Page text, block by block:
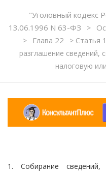
"Уголовный кодекс
13.06.1996 N 63-ФЗ
>
> Глава 22 >Статья
разглашение сведений,
налоговую
1. Собирание сведений,